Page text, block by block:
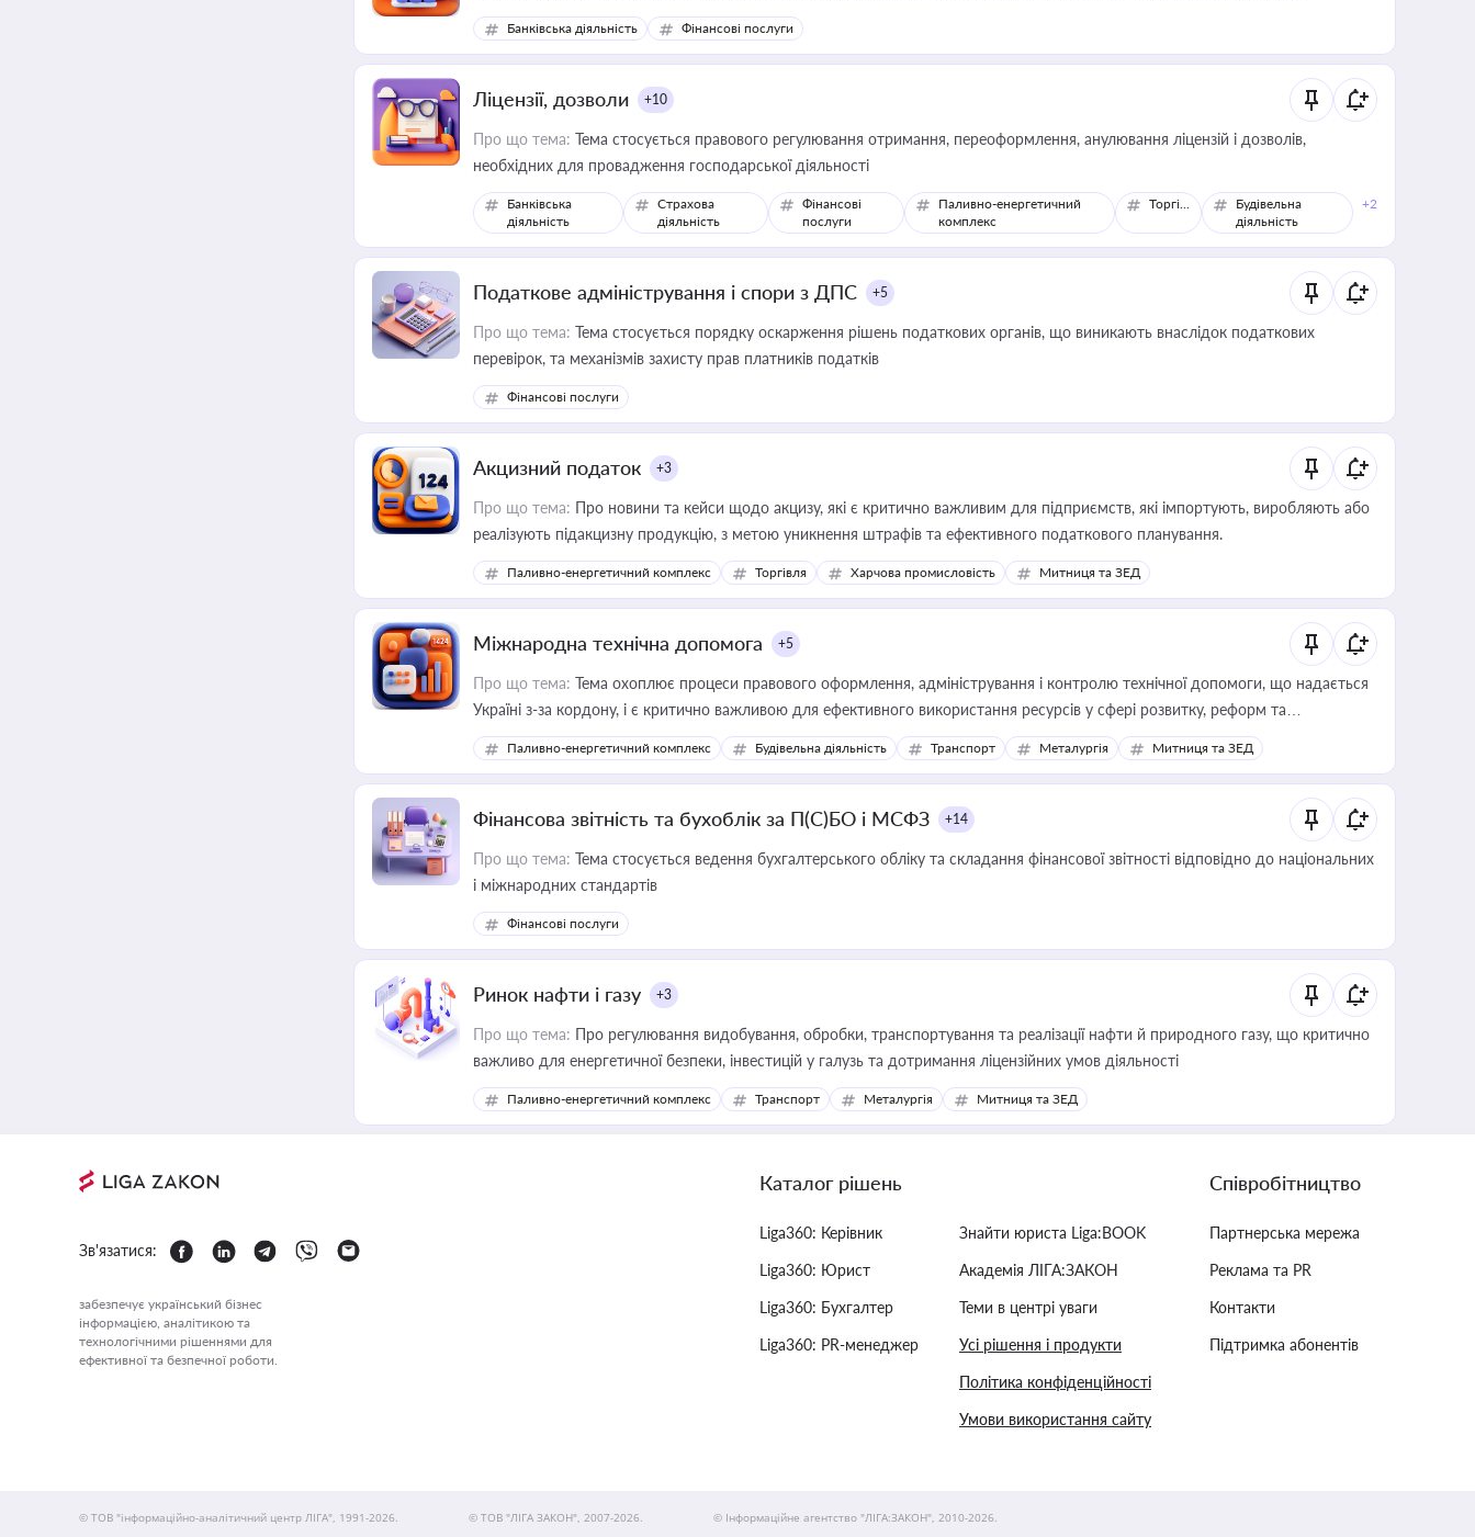
Банківська діяльність Фінансові послуги
Ліцензії, дозволи +10
Про що тема: Тема стосується правового регулювання отримання, переоформлення, анулювання ліцензій і дозволів,
необхідних для провадження господарської діяльності
Банківська
діяльність
Страхова
діяльність
Фінансові
послуги
Паливно-енергетичний
комплекс
Торгівля
Будівельна
діяльність
+2
Податкове адміністрування і спори з ДПС +5
Про що тема: Тема стосується порядку оскарження рішень податкових органів, що виникають внаслідок податкових
перевірок, та механізмів захисту прав платників податків
Фінансові послуги
Акцизний податок +3
Про що тема: Про новини та кейси щодо акцизу, які є критично важливим для підприємств, які імпортують, виробляють або
реалізують підакцизну продукцію, з метою уникнення штрафів та ефективного податкового планування.
Паливно-енергетичний комплекс Торгівля Харчова промисловість Митниця та ЗЕД
Міжнародна технічна допомога +5
Про що тема: Тема охоплює процеси правового оформлення, адміністрування і контролю технічної допомоги, що надається
Україні з-за кордону, і є критично важливою для ефективного використання ресурсів у сфері розвитку, реформ та
інфраструктурних проєктів
Паливно-енергетичний комплекс Будівельна діяльність Транспорт Металургія Митниця та ЗЕД
Фінансова звітність та бухоблік за П(С)БО і МСФЗ +14
Про що тема: Тема стосується ведення бухгалтерського обліку та складання фінансової звітності відповідно до національних
і міжнародних стандартів
Фінансові послуги
Ринок нафти і газу +3
Про що тема: Про регулювання видобування, обробки, транспортування та реалізації нафти й природного газу, що критично
важливо для енергетичної безпеки, інвестицій у галузь та дотримання ліцензійних умов діяльності
Паливно-енергетичний комплекс Транспорт Металургія Митниця та ЗЕД
Зв'язатися:
забезпечує український бізнес
інформацією, аналітикою та
технологічними рішеннями для
ефективної та безпечної роботи.
Каталог рішень
Liga360: Керівник
Liga360: Юрист
Liga360: Бухгалтер
Liga360: PR-менеджер
Знайти юриста Liga:BOOK
Академія ЛІГА:ЗАКОН
Теми в центрі уваги
Усі рішення і продукти
Політика конфіденційності
Умови використання сайту
Співробітництво
Партнерська мережа
Реклама та PR
Контакти
Підтримка абонентів
© ТОВ "інформаційно-аналітичний центр ЛІГА", 1991-2026. © ТОВ "ЛІГА ЗАКОН", 2007-2026. © Інформаційне агентство "ЛІГА:ЗАКОН", 2010-2026.